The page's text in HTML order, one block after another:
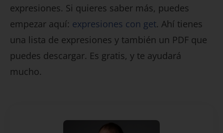
expresiones. Si quieres saber más, puedes
empezar aquí: expresiones con get. Ahí tienes
una lista de expresiones y también un PDF que
puedes descargar. Es gratis, y te ayudará
mucho.